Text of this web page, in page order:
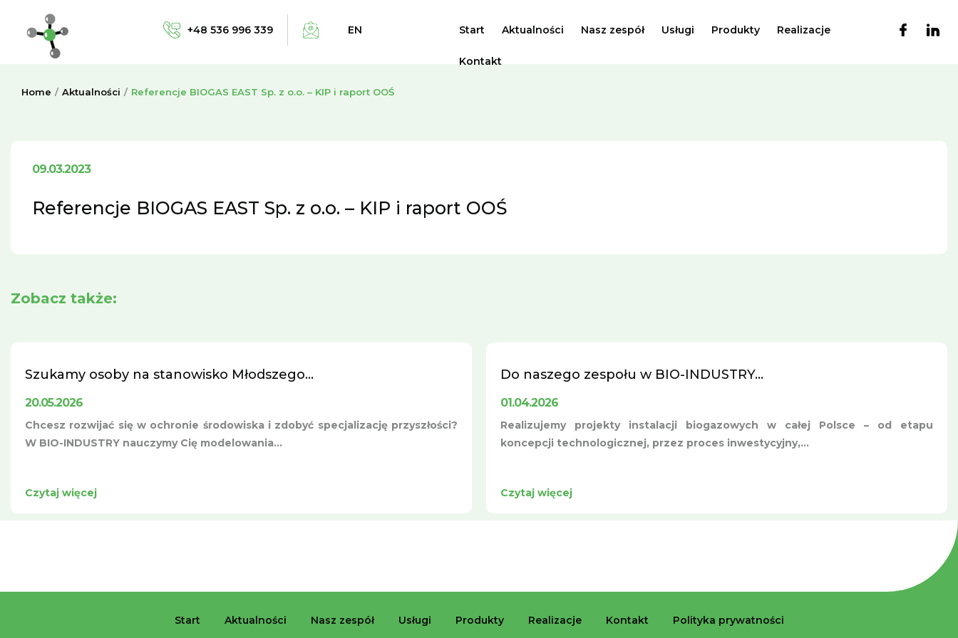
+48 536 996 339 EN Start Aktualności Nasz zespół Usługi Produkty Realizacje
Kontakt
Home Aktualności Referencje BIOGAS EAST Sp. z o.o. – KIP i raport OOŚ
09.03.2023
Referencje BIOGAS EAST Sp. z o.o. – KIP i raport OOŚ
Zobacz także:
Szukamy osoby na stanowisko Młodszego...
20.05.2026
Chcesz rozwijać się w ochronie środowiska i zdobyć specjalizację przyszłości?
W BIO-INDUSTRY nauczymy Cię modelowania...
Czytaj więcej
Do naszego zespołu w BIO-INDUSTRY...
01.04.2026
Realizujemy projekty instalacji biogazowych w całej Polsce – od etapu
koncepcji technologicznej, przez proces inwestycyjny,...
Czytaj więcej
Start Aktualności Nasz zespół Usługi Produkty Realizacje Kontakt Polityka prywatności